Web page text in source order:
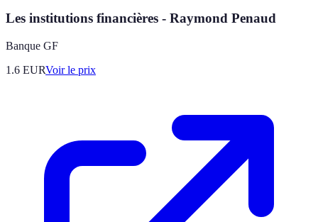
Les institutions financières - Raymond Penaud
Banque GF
1.6 EURVoir le prix